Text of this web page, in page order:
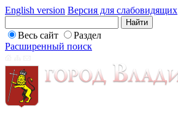
English version Версия для слабовидящих
Весь сайт
Раздел
Расширенный поиск